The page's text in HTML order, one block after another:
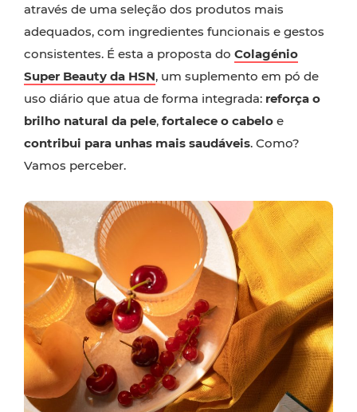
através de uma seleção dos produtos mais
adequados, com ingredientes funcionais e gestos
consistentes. É esta a proposta do Colagénio
Super Beauty da HSN, um suplemento em pó de
uso diário que atua de forma integrada: reforça o
brilho natural da pele, fortalece o cabelo e
contribui para unhas mais saudáveis. Como?
Vamos perceber.